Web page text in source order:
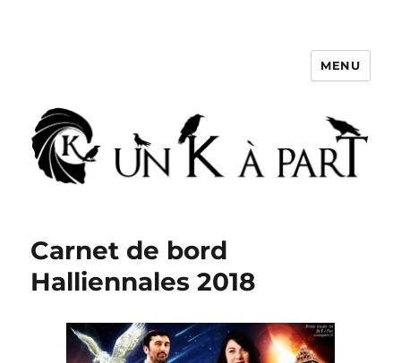
MENU
Carnet de bord
Halliennales 2018